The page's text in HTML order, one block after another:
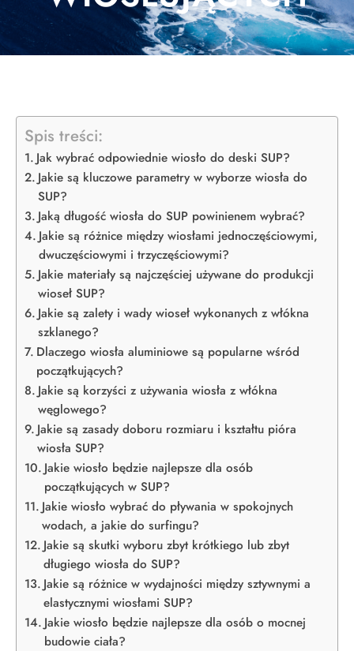
Spis treści:
Jak wybrać odpowiednie wiosło do deski SUP?
Jakie są kluczowe parametry w wyborze wiosła do
SUP?
Jaką długość wiosła do SUP powinienem wybrać?
Jakie są różnice między wiosłami jednoczęściowymi,
dwuczęściowymi i trzyczęściowymi?
Jakie materiały są najczęściej używane do produkcji
wioseł SUP?
Jakie są zalety i wady wioseł wykonanych z włókna
szklanego?
Dlaczego wiosła aluminiowe są popularne wśród
początkujących?
Jakie są korzyści z używania wiosła z włókna
węglowego?
Jakie są zasady doboru rozmiaru i kształtu pióra
wiosła SUP?
Jakie wiosło będzie najlepsze dla osób
początkujących w SUP?
Jakie wiosło wybrać do pływania w spokojnych
wodach, a jakie do surfingu?
Jakie są skutki wyboru zbyt krótkiego lub zbyt
długiego wiosła do SUP?
Jakie są różnice w wydajności między sztywnymi a
elastycznymi wiosłami SUP?
Jakie wiosło będzie najlepsze dla osób o mocnej
budowie ciała?